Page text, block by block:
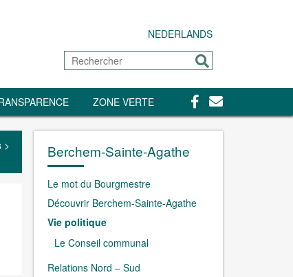
NEDERLANDS
Rechercher
Envoyer
ZONE VERTE Facebook
Contact
>
Berchem-Sainte-Agathe
Le mot du Bourgmestre
Découvrir Berchem-Sainte-Agathe
Vie politique
Le Conseil communal
Relations Nord – Sud